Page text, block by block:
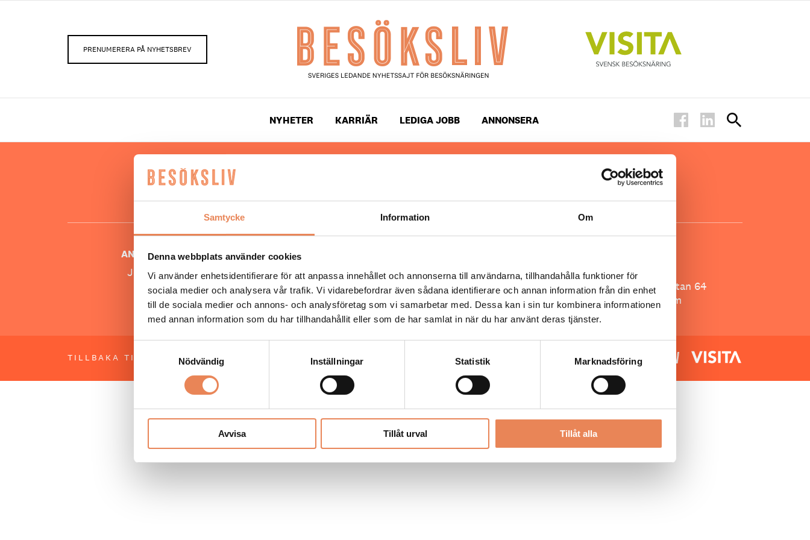
Samtycke Information Om
Denna webbplats använder cookies
Vi använder enhetsidentifierare för att anpassa innehållet och annonserna till användarna, tillhandahålla funktioner för
sociala medier och analysera vår trafik. Vi vidarebefordrar även sådana identifierare och annan information från din enhet
till de sociala medier och annons- och analysföretag som vi samarbetar med. Dessa kan i sin tur kombinera informationen
med annan information som du har tillhandahållit eller som de har samlat in när du har använt deras tjänster.
Nödvändig
Inställningar Statistik Marknadsföring
Avvisa Tillåt urval Tillåt alla
PRENUMERERA PÅ NYHETSBREV
NYHETER KARRIÄR LEDIGA JOBB ANNONSERA
Hos oss läser du landets mest uppdaterade nyheter och snackisar inom
besöksnäringen. Besöksliv i sin tryckta form är ett affärsmagasin för ägare
ANSVARIG UTGIVARE
Jonas Siljhammar
Allt material på besoksliv.se är skyddat
enligt lagen om upphovsrätt.
Besöksliv
Spoon, Brännkyrkagatan 64
118 23 Stockholm
TILLBAKA TILL TOPPEN OM BESÖKSLIV PRENUMERERA ANNONSERA